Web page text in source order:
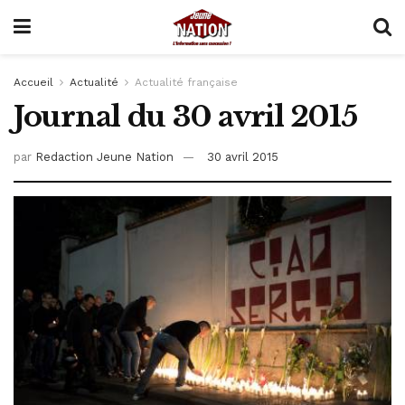
Accueil Actualité Actualité française
Journal du 30 avril 2015
par Redaction Jeune Nation 30 avril 2015